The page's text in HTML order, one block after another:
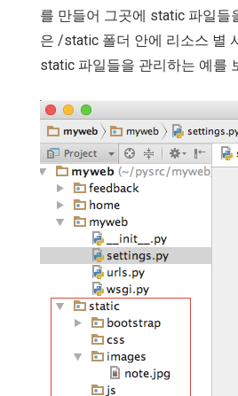
를 만들어 그곳에 static 파일들
은 /static 폴더 안에 리소스 별
static 파일들을 관리하는 예를